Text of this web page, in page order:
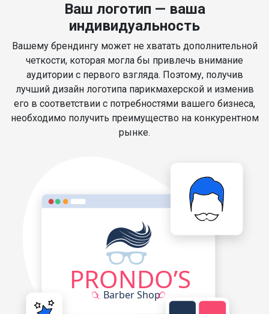
Ваш логотип — ваша
индивидуальность
Вашему брендингу может не хватать дополнительной
четкости, которая могла бы привлечь внимание
аудитории с первого взгляда. Поэтому, получив
лучший дизайн логотипа парикмахерской и изменив
его в соответствии с потребностями вашего бизнеса,
необходимо получить преимущество на конкурентном
рынке.